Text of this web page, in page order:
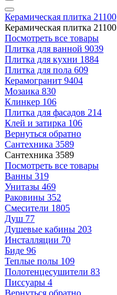
Керамическая плитка 21100
Керамическая плитка 21100
Посмотреть все товары
Плитка для ванной 9039
Плитка для кухни 1884
Плитка для пола 609
Керамогранит 9404
Мозаика 830
Клинкер 106
Плитка для фасадов 214
Клей и затирка 106
Вернуться обратно
Сантехника 3589
Сантехника 3589
Посмотреть все товары
Ванны 319
Унитазы 469
Раковины 352
Смесители 1805
Душ 77
Душевые кабины 203
Инсталляции 70
Биде 96
Теплые полы 109
Полотенцесушители 83
Писсуары 4
Вернуться обратно